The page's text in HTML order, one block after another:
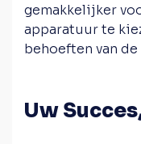
gemakkelijker
apparatuur te
behoeften van de
Uw